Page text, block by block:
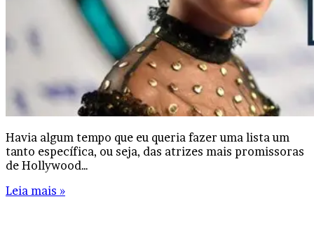
Havia algum tempo que eu queria fazer uma lista um
tanto específica, ou seja, das atrizes mais promissoras
de Hollywood…
Leia mais »